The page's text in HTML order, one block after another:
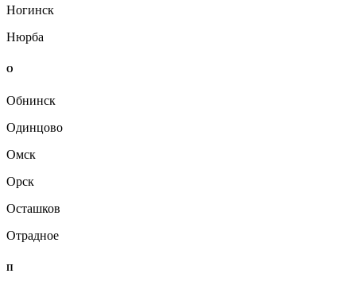
Ногинск
Нюрба
О
Обнинск
Одинцово
Омск
Орск
Осташков
Отрадное
П